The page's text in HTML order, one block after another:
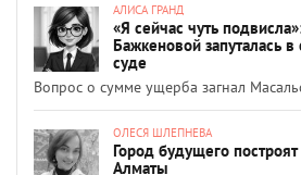
АЛИСА ГРАНД
«Я сейчас чуть
Бажкеновой запуталась
суде
Вопрос о сумме ущерба загнал
ОЛЕСЯ ШЛЕПНЕВА
Город будущего
Алматы